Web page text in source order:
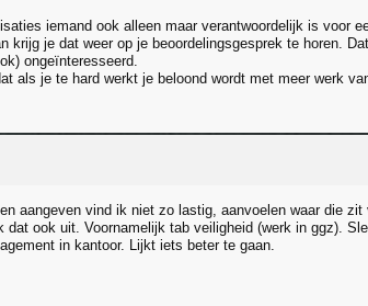
iemand ook alleen maar verantwoordelijk is voor
krijg je dat weer op je beoordelingsgesprek te horen.
ongeïnteresseerd.
als je te hard werkt je beloond wordt met meer werk
aangeven vind ik niet zo lastig, aanvoelen waar die
dat ook uit. Voornamelijk tab veiligheid (werk in ggz).
in kantoor. Lijkt iets beter te gaan.